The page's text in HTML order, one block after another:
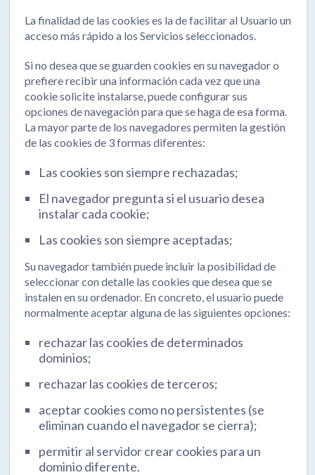
La finalidad de las cookies es la de facilitar al Usuario un
acceso más rápido a los Servicios seleccionados.
Si no desea que se guarden cookies en su navegador o
prefiere recibir una información cada vez que una
cookie solicite instalarse, puede configurar sus
opciones de navegación para que se haga de esa forma.
La mayor parte de los navegadores permiten la gestión
de las cookies de 3 formas diferentes:
Las cookies son siempre rechazadas;
El navegador pregunta si el usuario desea
instalar cada cookie;
Las cookies son siempre aceptadas;
Su navegador también puede incluir la posibilidad de
seleccionar con detalle las cookies que desea que se
instalen en su ordenador. En concreto, el usuario puede
normalmente aceptar alguna de las siguientes opciones:
rechazar las cookies de determinados
dominios;
rechazar las cookies de terceros;
aceptar cookies como no persistentes (se
eliminan cuando el navegador se cierra);
permitir al servidor crear cookies para un
dominio diferente.